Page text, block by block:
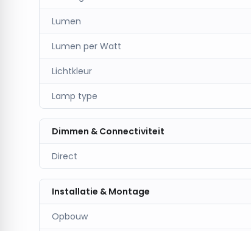
Eenvoudige controle
De testknop en groene indicator
maken
Deronde witte behuizing past perfect in
Lumen
Lumen per Watt
Lichtkleur
Lamp type
Dimmen & Connectiviteit
Direct
Installatie & Montage
Opbouw